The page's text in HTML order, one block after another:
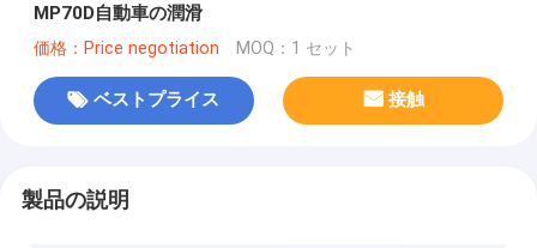
MP70D自動車の潤滑
価格：Price negotiation MOQ：1 セット
ベストプライス 接触
製品の説明